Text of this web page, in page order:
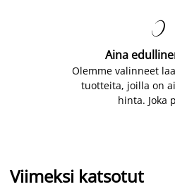

Aina
Olemme valinneet
tuotteita, joilla on
hinta. Joka
Viimeksi katsotut